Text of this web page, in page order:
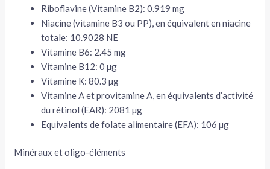
Riboflavine (Vitamine B2):0.919 mg
Niacine (vitamine B3 ou PP), en équivalent en niacine
totale: 10.9028 NE
Vitamine B6: 2.45 mg
Vitamine B12:0 µg
Vitamine K:80.3 µg
Vitamine A et provitamine A, en équivalents d’activité
du rétinol (EAR): 2081 µg
Equivalents de folate alimentaire (EFA): 106 µg
Minéraux et oligo-éléments